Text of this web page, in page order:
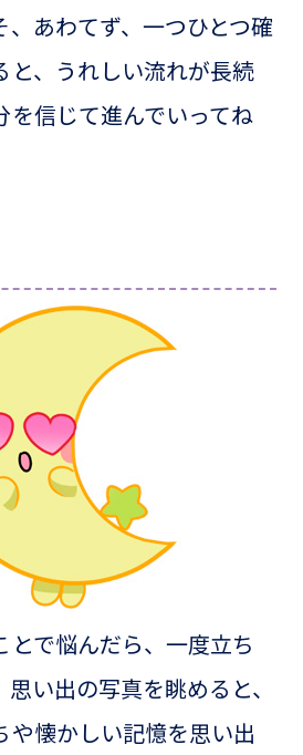
、あわてず、一つひとつ確
と、うれしい流れが長続
信じて進んでいってね
とで悩んだら、一度立ち
い出の写真を眺めると、
や懐かしい記憶を思い出